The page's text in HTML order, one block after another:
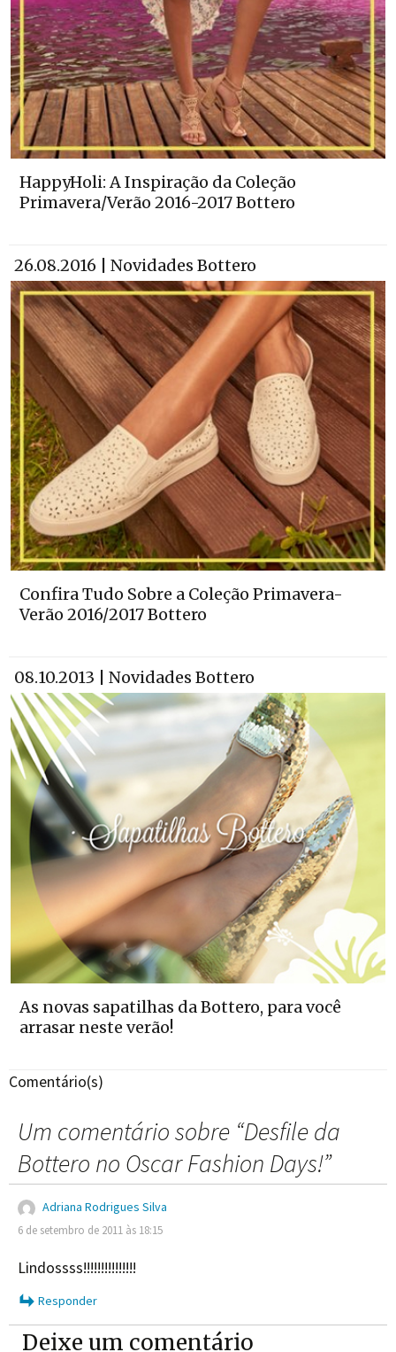
HappyHoli: A Inspiração da Coleção
Primavera/Verão 2016-2017 Bottero
26.08.2016 | Novidades Bottero
Confira Tudo Sobre a Coleção Primavera-
Verão 2016/2017 Bottero
08.10.2013 | Novidades Bottero
As novas sapatilhas da Bottero, para você
arrasar neste verão!
Comentário(s)
Um comentário sobre “Desfile da
Bottero no Oscar Fashion Days!”
Adriana Rodrigues Silva
6 de setembro de 2011 às 18:15
Lindossss!!!!!!!!!!!!!!!
Responder
Deixe um comentário